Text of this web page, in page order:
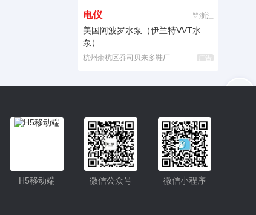
电仪 浙江
美国阿波罗水泵（伊兰特VVT水
泵）
杭州余杭区乔司贝来多鞋厂 广告
微信小程序
微信公众号
H5移动端
小程序更便捷的查找产品